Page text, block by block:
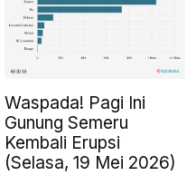
Waspada! Pagi Ini
Gunung Semeru
Kembali Erupsi
(Selasa, 19 Mei 2026)